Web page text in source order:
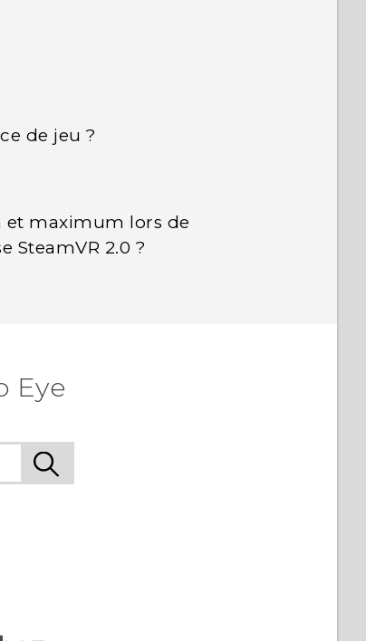
de jeu ?
et maximum lors de
SteamVR 2.0 ?
Eye